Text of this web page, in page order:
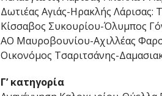
Δωτιέας Αγιάς-Ηρακλής Λάρισας:
Κίσσαβος Συκουρίου-Όλυμπος
ΑΟ Μαυροβουνίου-Αχιλλέας
Οικονόμος Τσαριτσάνης-
Γ’ κατηγορία